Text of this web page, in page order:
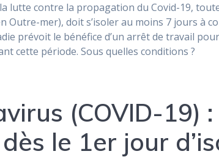
lutte contre la propagation du Covid-19,
Outre-mer), doit s’isoler au moins 7 jours à
prévoit le bénéfice d’un arrêt de travail
cette période. Sous quelles conditions ?
(COVID-19)
le 1er jour